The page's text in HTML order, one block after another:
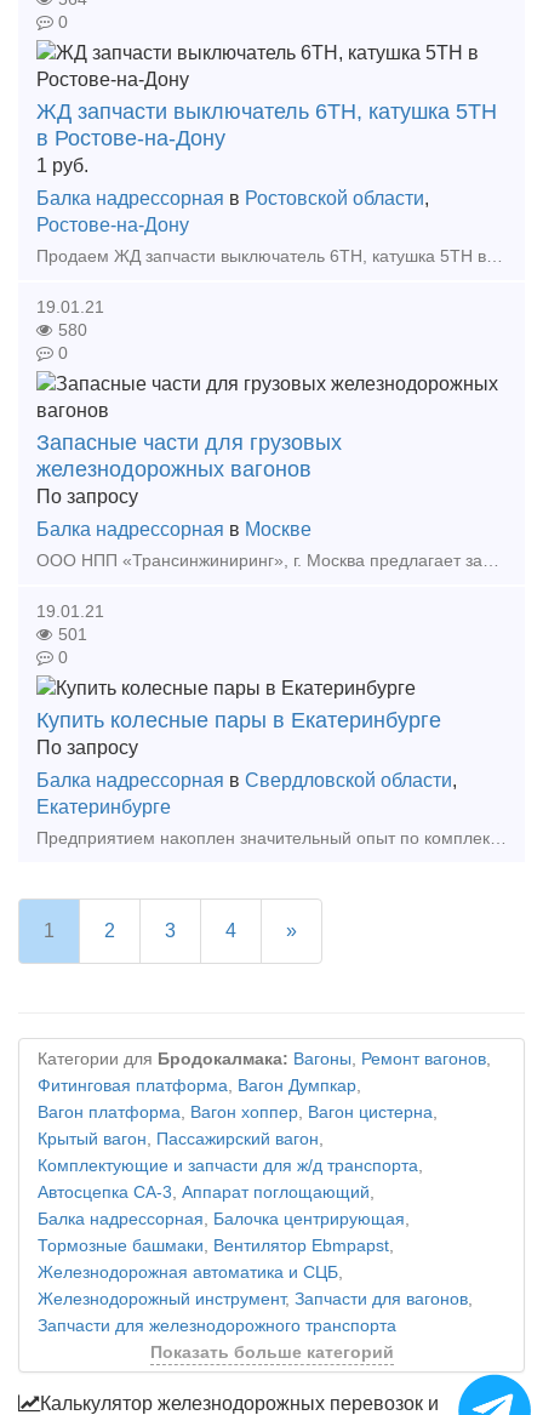
0
ЖД запчасти выключатель 6ТН, катушка 5ТН
в Ростове-на-Дону
1 руб.
Балка надрессорная в Ростовской области,
Ростове-на-Дону
19.01.21
580
0
Запасные части для грузовых
железнодорожных вагонов
По запросу
Балка надрессорная в Москве
19.01.21
501
0
Купить колесные пары в Екатеринбурге
По запросу
Балка надрессорная в Свердловской области,
Екатеринбурге
Предприятием накоплен значительный опыт по комплексным поставкам комплектующих к железнодорожному подвижному составу и по качественному обеспечению договорных обязательств со многими крупны
1 2 3 4 »
Категории для Бродокалмака: Вагоны, Ремонт вагонов,
Фитинговая платформа, Вагон Думпкар,
Вагон платформа, Вагон хоппер, Вагон цистерна,
Крытый вагон, Пассажирский вагон,
Комплектующие и запчасти для ж/д транспорта,
Автосцепка СА-3, Аппарат поглощающий,
Балка надрессорная, Балочка центрирующая,
Тормозные башмаки, Вентилятор Ebmpapst,
Железнодорожная автоматика и СЦБ,
Железнодорожный инструмент, Запчасти для вагонов,
Запчасти для железнодорожного транспорта
Показать больше категорий
Калькулятор железнодорожных перевозок и